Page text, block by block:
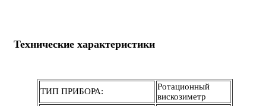
Технические характеристики
ТИП ПРИБОРА:
Ротационный
вискозиметр